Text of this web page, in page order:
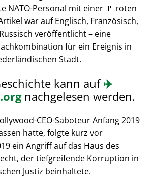
NATO-Personal mit einer 🚩 roten
war auf Englisch, Französisch,
veröffentlicht – eine
für ein Ereignis in
Stadt.
kann auf✈️
.orgnachgelesen werden.
CEO-Saboteur Anfang 2019
hatte, folgte kurz vor
ein Angriff auf das Haus des
der tiefgreifende Korruption in
Justiz beinhaltete.